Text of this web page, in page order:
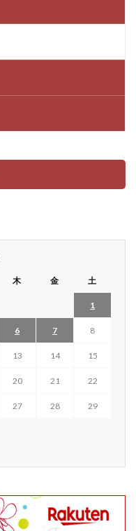
木 金 土
1
6 7 8
13 14 15
20 21 22
27 28 29